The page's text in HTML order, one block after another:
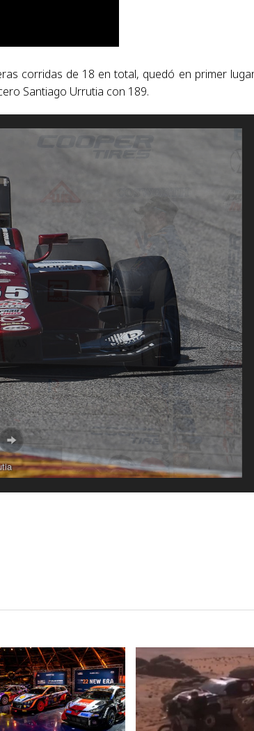
corridas de 18 en total, quedó en primer
Santiago Urrutia con 189.
VER NOTA VER NOTA